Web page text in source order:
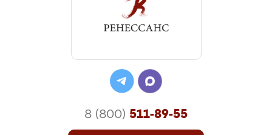
8 (800) 511-89-55